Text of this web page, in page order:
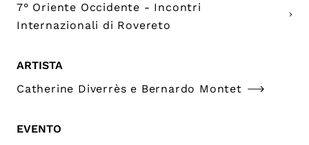
7° Oriente Occidente - Incontri
Internazionali di Rovereto
ARTISTA
Catherine Diverrès e Bernardo Montet
EVENTO